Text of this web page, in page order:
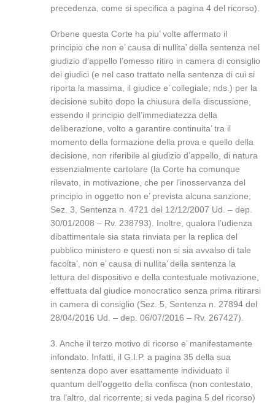
precedenza, come si specifica a pagina 4 del ricorso).
Orbene questa Corte ha piu’ volte affermato il
principio che non e’ causa di nullita’ della sentenza nel
giudizio d’appello l’omesso ritiro in camera di consiglio
dei giudici (e nel caso trattato nella sentenza di cui si
riporta la massima, il giudice e’ collegiale; nds.) per la
decisione subito dopo la chiusura della discussione,
essendo il principio dell’immediatezza della
deliberazione, volto a garantire continuita’ tra il
momento della formazione della prova e quello della
decisione, non riferibile al giudizio d’appello, di natura
essenzialmente cartolare (la Corte ha comunque
rilevato, in motivazione, che per l’inosservanza del
principio in oggetto non e’ prevista alcuna sanzione;
Sez. 3, Sentenza n. 4721 del 12/12/2007 Ud. – dep.
30/01/2008 – Rv. 238793). Inoltre, qualora l’udienza
dibattimentale sia stata rinviata per la replica del
pubblico ministero e questi non si sia avvalso di tale
facolta’, non e’ causa di nullita’ della sentenza la
lettura del dispositivo e della contestuale motivazione,
effettuata dal giudice monocratico senza prima ritirarsi
in camera di consiglio (Sez. 5, Sentenza n. 27894 del
28/04/2016 Ud. – dep. 06/07/2016 – Rv. 267427).
3. Anche il terzo motivo di ricorso e’ manifestamente
infondato. Infatti, il G.I.P. a pagina 35 della sua
sentenza dopo aver esattamente individuato il
quantum dell’oggetto della confisca (non contestato,
tra l’altro, dal ricorrente; si veda pagina 5 del ricorso)